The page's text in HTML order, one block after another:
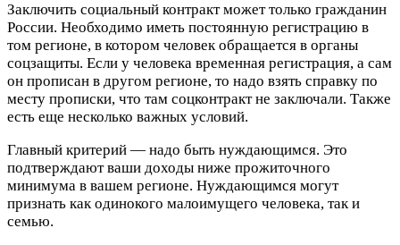
Заключить социальный контракт может только гражданин
России. Необходимо иметь постоянную регистрацию в
том регионе, в котором человек обращается в органы
соцзащиты. Если у человека временная регистрация, а сам
он прописан в другом регионе, то надо взять справку по
месту прописки, что там соцконтракт не заключали. Также
есть еще несколько важных условий.
Главный критерий — надо быть нуждающимся. Это
подтверждают ваши доходы ниже прожиточного
минимума в вашем регионе. Нуждающимся могут
признать как одинокого малоимущего человека, так и
семью.